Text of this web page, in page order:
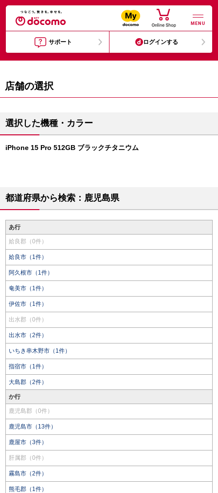
MENU
サポート ログインする
店舗の選択
選択した機種・カラー
iPhone 15 Pro 512GB ブラックチタニウム
都道府県から検索：鹿児島県
あ行
姶良郡（0件）
姶良市（1件）
阿久根市（1件）
奄美市（1件）
伊佐市（1件）
出水郡（0件）
出水市（2件）
いちき串木野市（1件）
指宿市（1件）
大島郡（2件）
か行
鹿児島郡（0件）
鹿児島市（13件）
鹿屋市（3件）
肝属郡（0件）
霧島市（2件）
熊毛郡（1件）